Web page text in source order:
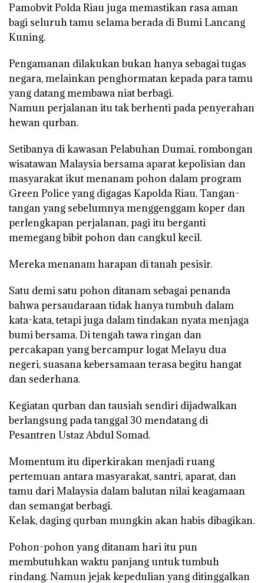
Pamobvit Polda Riau juga memastikan rasa aman
bagi seluruh tamu selama berada di Bumi Lancang
Kuning.
Pengamanan dilakukan bukan hanya sebagai tugas
negara, melainkan penghormatan kepada para tamu
yang datang membawa niat berbagi.
Namun perjalanan itu tak berhenti pada penyerahan
hewan qurban.
Setibanya di kawasan Pelabuhan Dumai, rombongan
wisatawan Malaysia bersama aparat kepolisian dan
masyarakat ikut menanam pohon dalam program
Green Police yang digagas Kapolda Riau. Tangan-
tangan yang sebelumnya menggenggam koper dan
perlengkapan perjalanan, pagi itu berganti
memegang bibit pohon dan cangkul kecil.
Mereka menanam harapan di tanah pesisir.
Satu demi satu pohon ditanam sebagai penanda
bahwa persaudaraan tidak hanya tumbuh dalam
kata-kata, tetapi juga dalam tindakan nyata menjaga
bumi bersama. Di tengah tawa ringan dan
percakapan yang bercampur logat Melayu dua
negeri, suasana kebersamaan terasa begitu hangat
dan sederhana.
Kegiatan qurban dan tausiah sendiri dijadwalkan
berlangsung pada tanggal 30 mendatang di
Pesantren Ustaz Abdul Somad.
Momentum itu diperkirakan menjadi ruang
pertemuan antara masyarakat, santri, aparat, dan
tamu dari Malaysia dalam balutan nilai keagamaan
dan semangat berbagi.
Kelak, daging qurban mungkin akan habis dibagikan.
Pohon-pohon yang ditanam hari itu pun
membutuhkan waktu panjang untuk tumbuh
rindang. Namun jejak kepedulian yang ditinggalkan